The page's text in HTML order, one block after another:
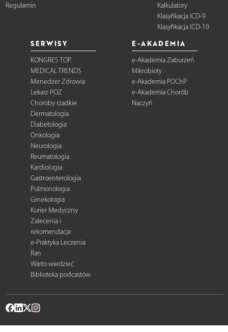
Regulamin
Kalkulatory
Klasyfikacja ICD-9
Klasyfikacja ICD-10
SERWISY
KONGRES TOP
MEDICAL TRENDS
Menedżer Zdrowia
Lekarz POZ
Choroby rzadkie
Dermatologia
Diabetologia
Onkologia
Neurologia
Reumatologia
Kardiologia
Gastroenterologia
Pulmonologia
Ginekologia
Kurier Medyczny
Zalecenia i
rekomendacje
e-Praktyka Leczenia
Ran
Warto wiedzieć
Biblioteka podcastów
E-AKADEMIA
e-Akademia Zaburzeń
Mikrobioty
e-Akademia POChP
e-Akademia Chorób
Naczyń